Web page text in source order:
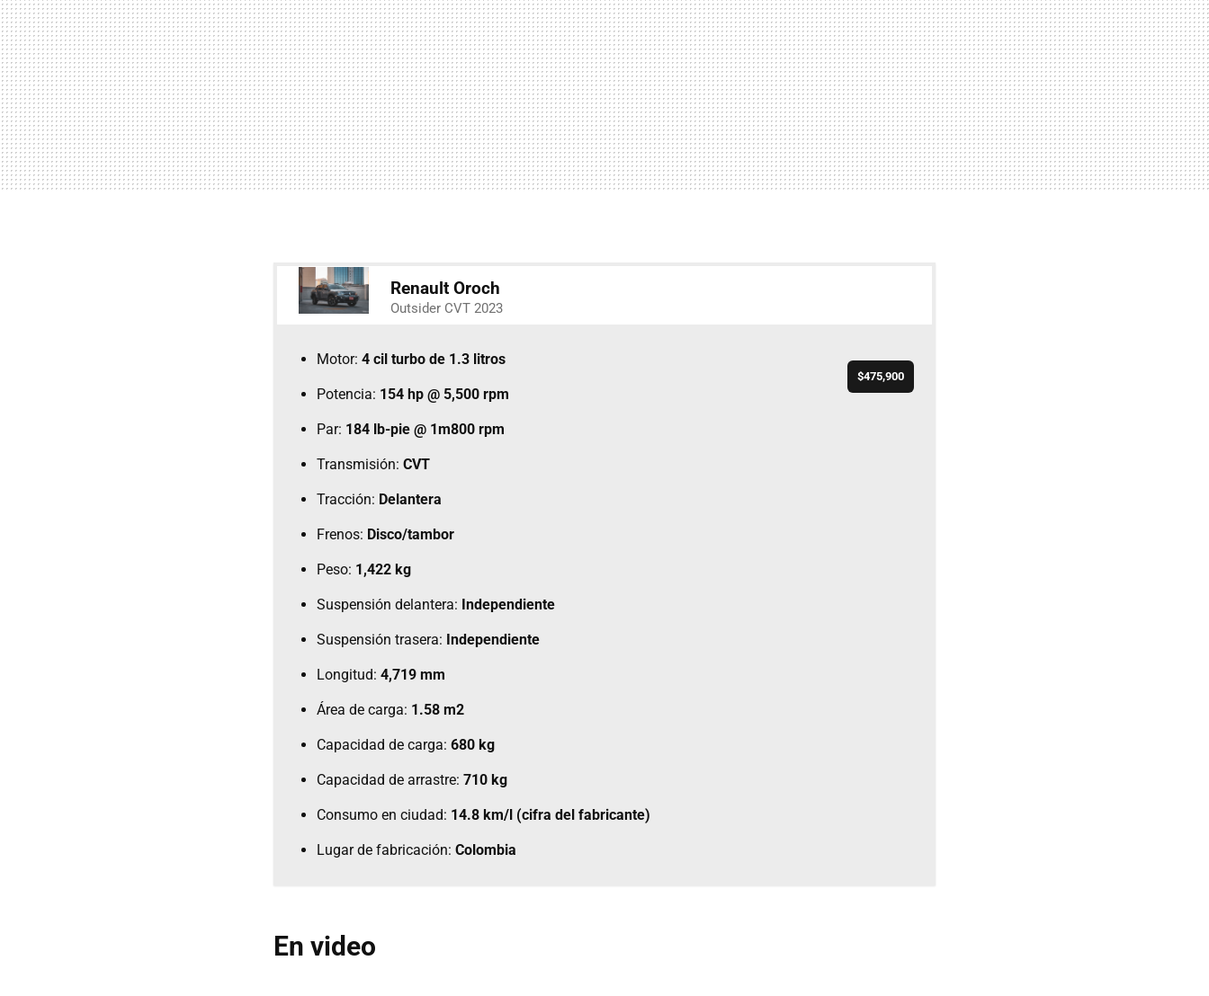
Renault Oroch
Outsider CVT 2023
$475,900
Motor: 4 cil turbo de 1.3 litros
Potencia: 154 hp @ 5,500 rpm
Par: 184 lb-pie @ 1m800 rpm
Transmisión: CVT
Tracción: Delantera
Frenos: Disco/tambor
Peso: 1,422 kg
Suspensión delantera: Independiente
Suspensión trasera: Independiente
Longitud: 4,719 mm
Área de carga: 1.58 m2
Capacidad de carga: 680 kg
Capacidad de arrastre: 710 kg
Consumo en ciudad: 14.8 km/l (cifra del fabricante)
Lugar de fabricación: Colombia
En video